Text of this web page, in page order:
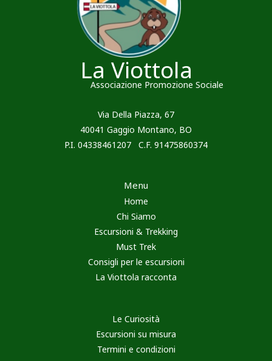
La Viottola
Associazione Promozione Sociale
Via Della Piazza, 67
40041 Gaggio Montano, BO
P.I. 04338461207 C.F. 91475860374
Menu
Home
Chi Siamo
Escursioni & Trekking
Must Trek
Consigli per le escursioni
La Viottola racconta
Le Curiosità
Escursioni su misura
Termini e condizioni